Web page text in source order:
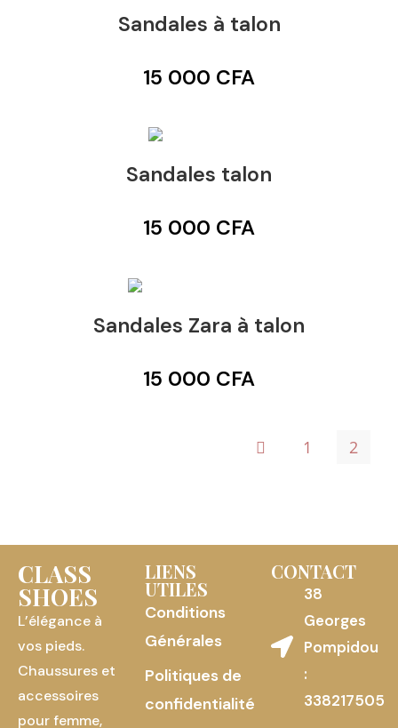
Sandales à talon
15 000 CFA
Sandales talon
15 000 CFA
Sandales Zara à talon
15 000 CFA
1 2
CLASS
SHOES
L’élégance à
vos pieds.
Chaussures et
accessoires
pour femme,
LIENS
UTILES
Conditions
Générales
Politiques de
confidentialité
CONTACT
38
Georges
Pompidou
:
338217505